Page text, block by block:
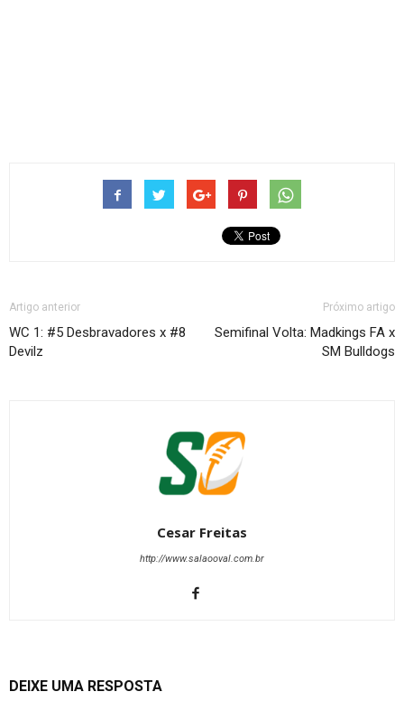
Artigo anterior
WC 1: #5 Desbravadores x #8
Devilz
Próximo artigo
Semifinal Volta: Madkings FA x
SM Bulldogs
Cesar Freitas
http://www.salaooval.com.br
DEIXE UMA RESPOSTA